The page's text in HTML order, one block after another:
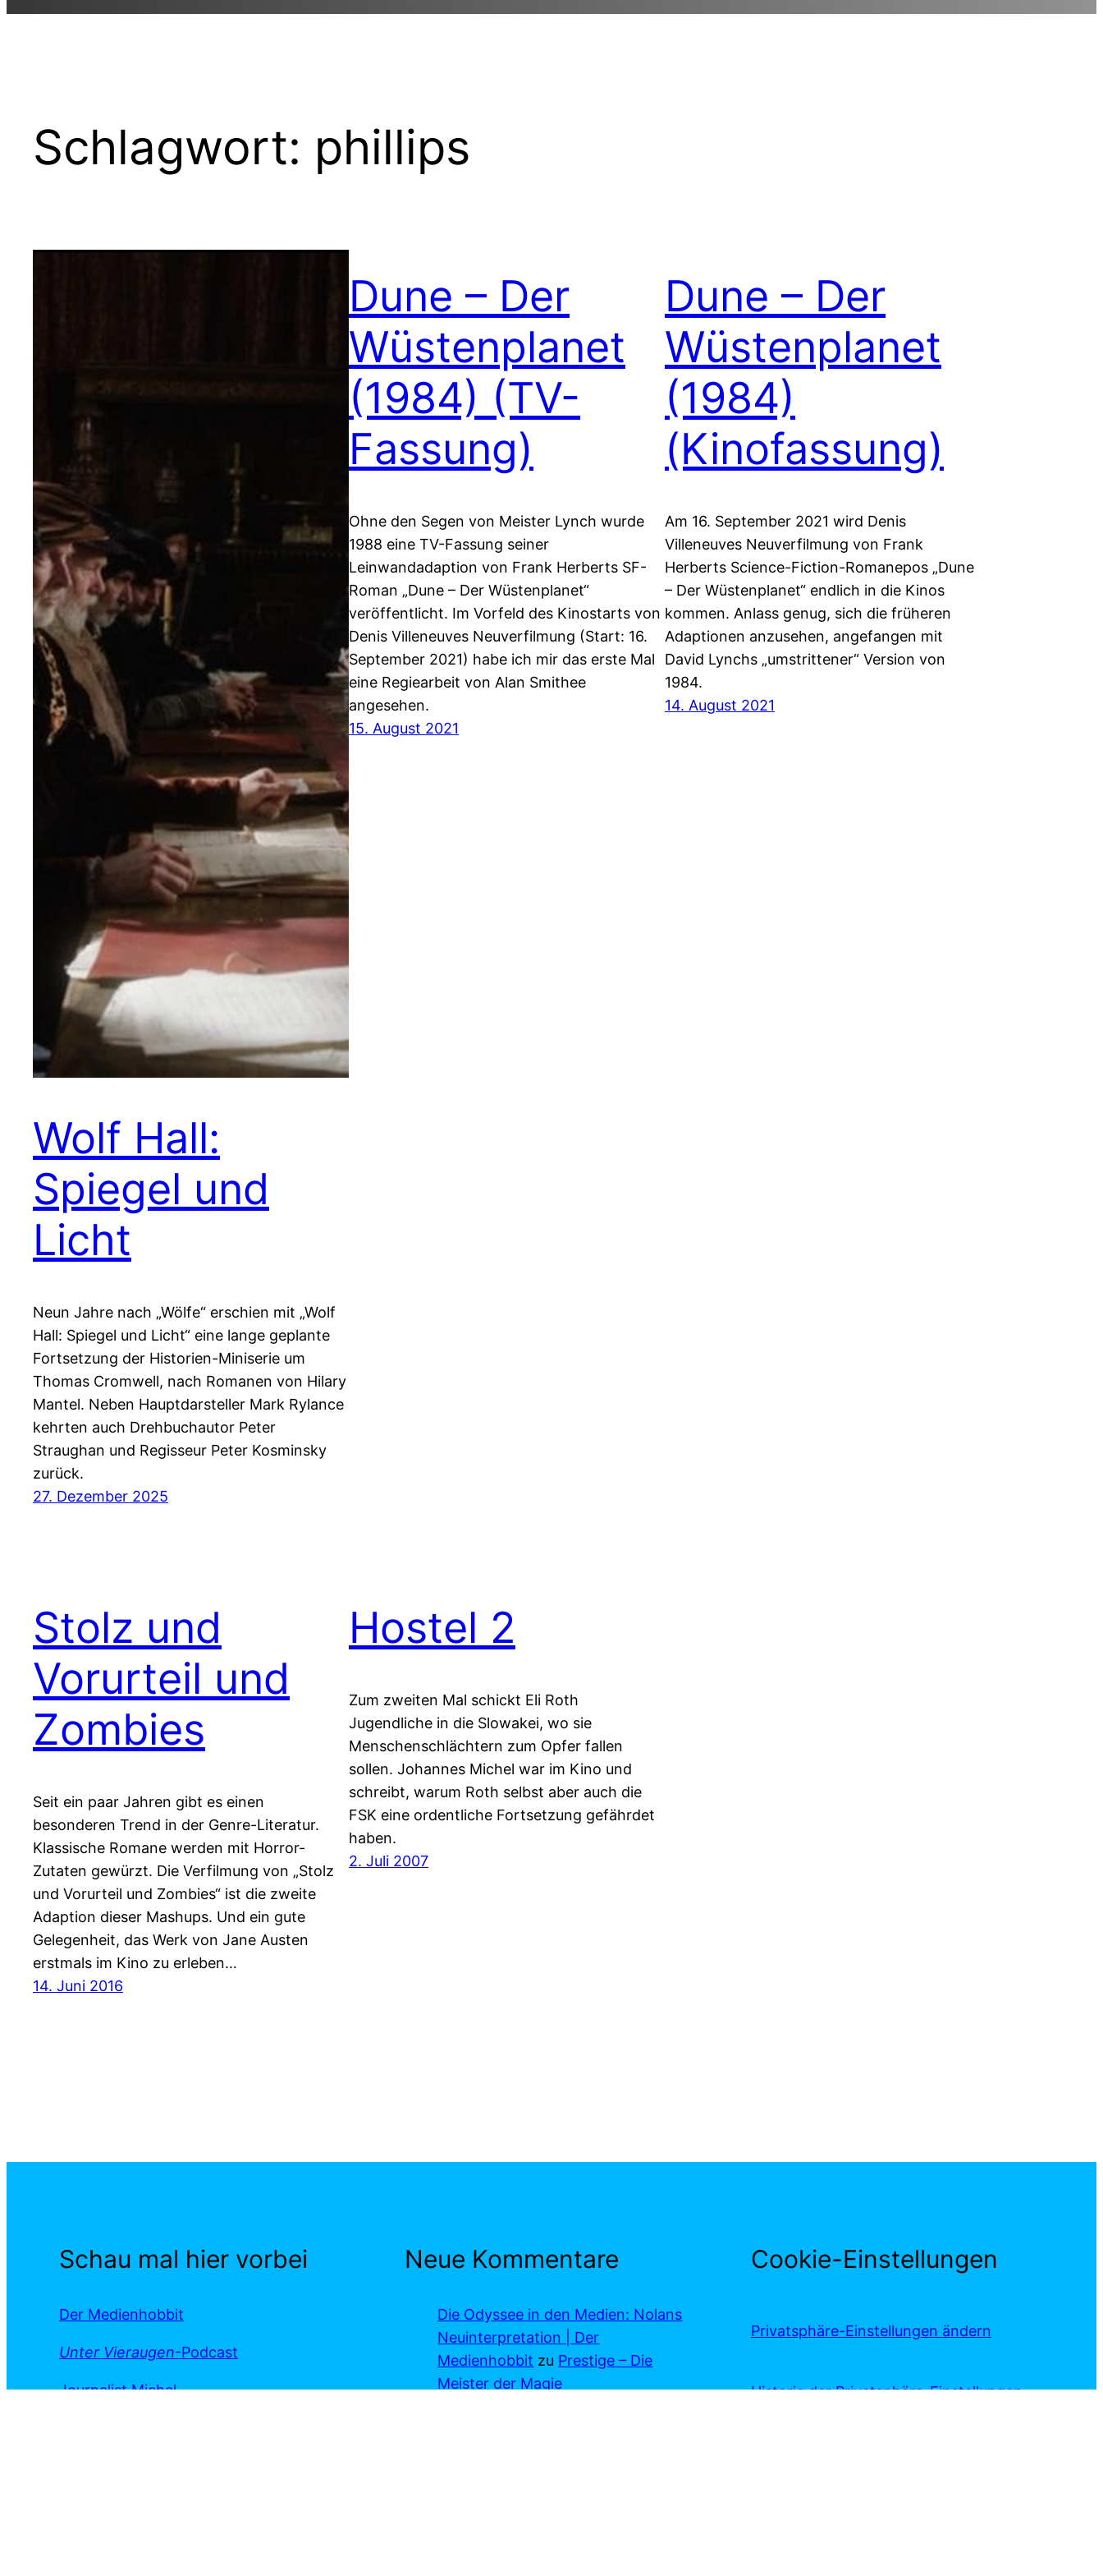
Schlagwort: phillips
Wolf Hall:
Spiegel und
Licht
Neun Jahre nach „Wölfe“ erschien mit „Wolf
Hall: Spiegel und Licht“ eine lange geplante
Fortsetzung der Historien-Miniserie um
Thomas Cromwell, nach Romanen von Hilary
Mantel. Neben Hauptdarsteller Mark Rylance
kehrten auch Drehbuchautor Peter
Straughan und Regisseur Peter Kosminsky
zurück.
27. Dezember 2025
Dune – Der
Wüstenplanet
(1984) (TV-
Fassung)
Ohne den Segen von Meister Lynch wurde
1988 eine TV-Fassung seiner
Leinwandadaption von Frank Herberts SF-
Roman „Dune – Der Wüstenplanet“
veröffentlicht. Im Vorfeld des Kinostarts von
Denis Villeneuves Neuverfilmung (Start: 16.
September 2021) habe ich mir das erste Mal
eine Regiearbeit von Alan Smithee
angesehen.
15. August 2021
Dune – Der
Wüstenplanet
(1984)
(Kinofassung)
Am 16. September 2021 wird Denis
Villeneuves Neuverfilmung von Frank
Herberts Science-Fiction-Romanepos „Dune
– Der Wüstenplanet“ endlich in die Kinos
kommen. Anlass genug, sich die früheren
Adaptionen anzusehen, angefangen mit
David Lynchs „umstrittener“ Version von
1984.
14. August 2021
Stolz und
Vorurteil und
Zombies
Seit ein paar Jahren gibt es einen
besonderen Trend in der Genre-Literatur.
Klassische Romane werden mit Horror-
Zutaten gewürzt. Die Verfilmung von „Stolz
und Vorurteil und Zombies“ ist die zweite
Adaption dieser Mashups. Und ein gute
Gelegenheit, das Werk von Jane Austen
erstmals im Kino zu erleben…
14. Juni 2016
Hostel 2
Zum zweiten Mal schickt Eli Roth
Jugendliche in die Slowakei, wo sie
Menschenschlächtern zum Opfer fallen
sollen. Johannes Michel war im Kino und
schreibt, warum Roth selbst aber auch die
FSK eine ordentliche Fortsetzung gefährdet
haben.
2. Juli 2007
Schau mal hier vorbei
Der Medienhobbit
Unter Vieraugen-Podcast
Journalist Michel
Neue Kommentare
Die Odyssee in den Medien: Nolans
Neuinterpretation | Der
Medienhobbit zu Prestige – Die
Meister der Magie
Cookie-Einstellungen
Privatsphäre-Einstellungen ändern
Historie der Privatsphäre-Einstellungen